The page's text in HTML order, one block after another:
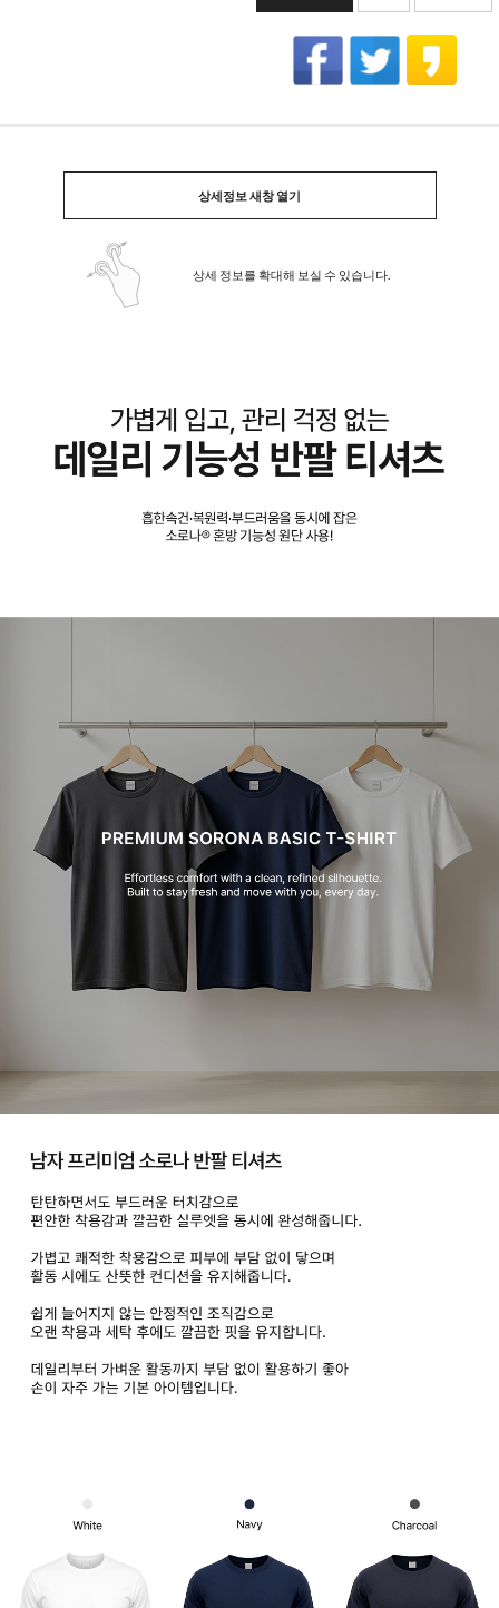
상세정보 새창 열기
상세 정보를 확대해 보실 수 있습니다.